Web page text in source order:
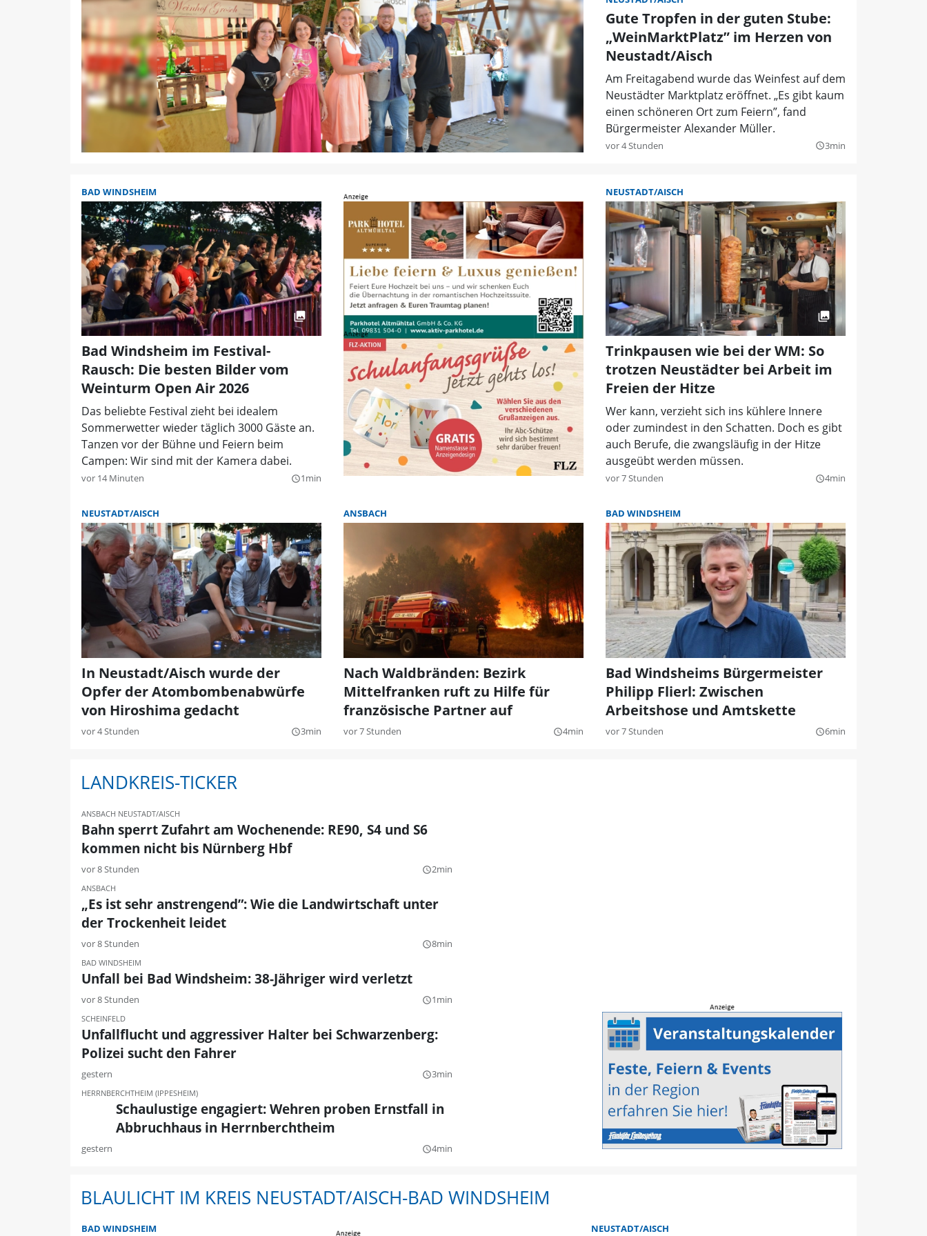
Gute Tropfen in der guten Stube:
„WeinMarktPlatz” im Herzen von
Neustadt/Aisch
Am Freitagabend wurde das Weinfest auf dem
Neustädter Marktplatz eröffnet. „Es gibt kaum
einen schöneren Ort zum Feiern”, fand
Bürgermeister Alexander Müller.
vor 4 Stunden query_builder3min
BAD WINDSHEIM
Bad Windsheim im Festival-
Rausch: Die besten Bilder vom
Weinturm Open Air 2026
Das beliebte Festival zieht bei idealem
Sommerwetter wieder täglich 3000 Gäste an.
Tanzen vor der Bühne und Feiern beim
Campen: Wir sind mit der Kamera dabei.
vor 14 Minuten query_builder1min
NEUSTADT/AISCH
Trinkpausen wie bei der WM: So
trotzen Neustädter bei Arbeit im
Freien der Hitze
Wer kann, verzieht sich ins kühlere Innere
oder zumindest in den Schatten. Doch es gibt
auch Berufe, die zwangsläufig in der Hitze
ausgeübt werden müssen.
vor 7 Stunden query_builder4min
NEUSTADT/AISCH
In Neustadt/Aisch wurde der
Opfer der Atombombenabwürfe
von Hiroshima gedacht
vor 4 Stunden query_builder3min
ANSBACH
Nach Waldbränden: Bezirk
Mittelfranken ruft zu Hilfe für
französische Partner auf
vor 7 Stunden query_builder4min
BAD WINDSHEIM
Bad Windsheims Bürgermeister
Philipp Flierl: Zwischen
Arbeitshose und Amtskette
vor 7 Stunden query_builder6min
LANDKREIS-TICKER
ANSBACH NEUSTADT/AISCH
Bahn sperrt Zufahrt am Wochenende: RE90, S4 und S6
kommen nicht bis Nürnberg Hbf
vor 8 Stunden query_builder2min
ANSBACH
„Es ist sehr anstrengend”: Wie die Landwirtschaft unter
der Trockenheit leidet
vor 8 Stunden query_builder8min
BAD WINDSHEIM
Unfall bei Bad Windsheim: 38-Jähriger wird verletzt
vor 8 Stunden query_builder1min
SCHEINFELD
Unfallflucht und aggressiver Halter bei Schwarzenberg:
Polizei sucht den Fahrer
gestern query_builder3min
HERRNBERCHTHEIM (IPPESHEIM)
Schaulustige engagiert: Wehren proben Ernstfall in
Abbruchhaus in Herrnberchtheim
gestern query_builder4min
BLAULICHT IM KREIS NEUSTADT/AISCH-BAD WINDSHEIM
BAD WINDSHEIM NEUSTADT/AISCH